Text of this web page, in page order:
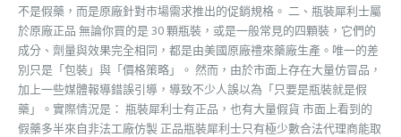
不是假藥，而是原廠針對市場需求推出的促銷規格。 二、瓶裝犀利士屬
於原廠正品 無論你買的是 30 顆瓶裝，或是一般常見的四顆裝，它們的
成分、劑量與效果完全相同，都是由美國原廠禮來藥廠生產。唯一的差
別只是「包裝」與「價格策略」。 然而，由於市面上存在大量仿冒品，
加上一些媒體報導錯誤引導，導致不少人誤以為「只要是瓶裝就是假
藥」。實際情況是： 瓶裝犀利士有正品，也有大量假貨 市面上看到的
假藥多半來自非法工廠仿製 正品瓶裝犀利士只有極少數合法代理商能取